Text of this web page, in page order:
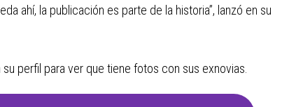
ahí, la publicación es parte de la historia”, lanzó en su
perfil para ver que tiene fotos con sus exnovias.